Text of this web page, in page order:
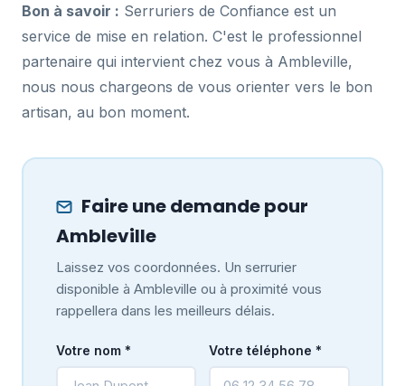
Bon à savoir : Serruriers de Confiance est un
service de mise en relation. C'est le professionnel
partenaire qui intervient chez vous à Ambleville,
nous nous chargeons de vous orienter vers le bon
artisan, au bon moment.
Faire une demande pour
Ambleville
Laissez vos coordonnées. Un serrurier
disponible à Ambleville ou à proximité vous
rappellera dans les meilleurs délais.
Votre nom * Votre téléphone *